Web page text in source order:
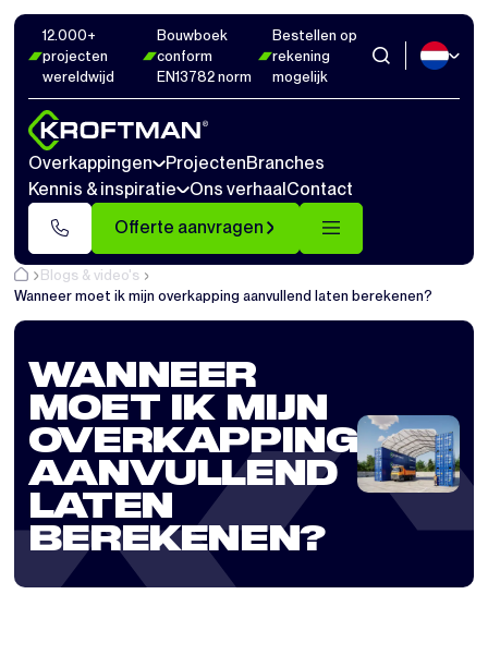
12.000+
projecten
wereldwijd
Bouwboek
conform
EN13782 norm
Bestellen op
rekening
mogelijk
Overkappingen ProjectenBranches
Kennis & inspiratie
Ons verhaalContact
Offerte aanvragen
Blogs & video's
Wanneer moet ik mijn overkapping aanvullend laten berekenen?
WANNEER
MOET IK MIJN
OVERKAPPING
AANVULLEND
LATEN
BEREKENEN?